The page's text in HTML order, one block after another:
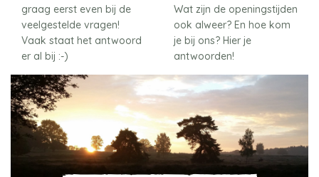
graag eerst even bij de
veelgestelde vragen!
Vaak staat het antwoord
er al bij :-)
Wat zijn de openingstijden
ook alweer? En hoe kom
je bij ons? Hier je
antwoorden!